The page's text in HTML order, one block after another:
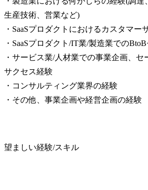
生産技術、営業など)
・SaaSプロダクトにおけるカスタマー
・SaaSプロダクト/IT業/製造業での
・サービス業/人材業での事業企画、セ
サクセス経験
・コンサルティング業界の経験
・その他、事業企画や経営企画の経験
望ましい経験/スキル